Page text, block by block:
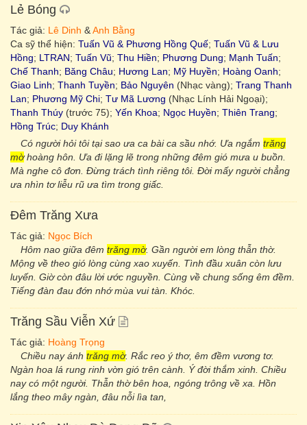
Lẻ Bóng
Tác giả: Lê Dinh &Anh Bằng
Ca sỹ thể hiện: Tuấn Vũ & Phương Hồng Quế; Tuấn Vũ & Lưu
Hồng; LTRAN; Tuấn Vũ; Thu Hiền; Phương Dung; Mạnh Tuấn;
Chế Thanh; Băng Châu; Hương Lan; Mỹ Huyền; Hoàng Oanh;
Giao Linh; Thanh Tuyền; Bảo Nguyên (Nhạc vàng); Trang Thanh
Lan; Phương Mỹ Chi; Tư Mã Lương (Nhạc Lính Hải Ngoại);
Thanh Thúy (trước 75); Yến Khoa; Ngọc Huyền; Thiên Trang;
Hồng Trúc; Duy Khánh
Có người hỏi tôi tại sao ưa ca bài ca sầu nhớ. Ưa ngắm trăng
mờhoàng hôn. Ưa đi lặng lẽ trong những đêm gió mưa u buồn.
Mà nghe cô đơn. Đừng trách tình riêng tôi. Đời mấy người chẳng
ưa nhìn tơ liễu rũ ưa tìm trong giấc.
Đêm Trăng Xưa
Tác giả: Ngọc Bích
Hôm nao giữa đêm trăng mờ. Gần người em lòng thẫn thờ.
Mộng về theo gió lòng cùng xao xuyến. Tình đầu xuân còn lưu
luyến. Giờ còn đâu lời ước nguyền. Cùng về chung sống êm đềm.
Tiếng đàn đau đớn nhớ mùa vui tàn. Khóc.
Trăng Sầu Viễn Xứ
Tác giả: Hoàng Trọng
Chiều nay ánh trăng mờ. Rắc reo ý thơ, êm đềm vương tơ.
Ngàn hoa lá rung rinh vờn gió trên cành. Ý đời thắm xinh. Chiều
nay có một người. Thẫn thờ bên hoa, ngóng trông về xa. Hồn
lắng theo mây ngàn, đâu nỗi lìa tan,